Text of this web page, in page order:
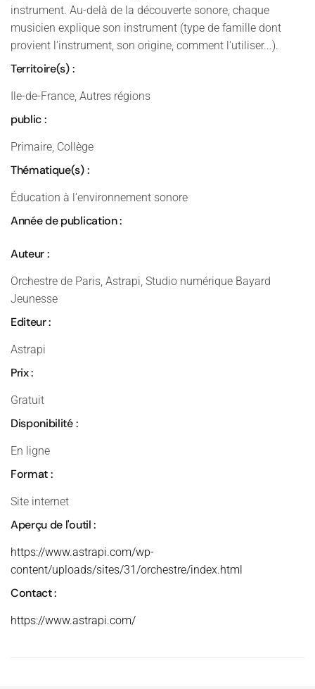
instrument. Au-delà de la découverte sonore, chaque
musicien explique son instrument (type de famille dont
provient l'instrument, son origine, comment l'utiliser...).
Territoire(s) :
Ile-de-France, Autres régions
public :
Primaire, Collège
Thématique(s) :
Éducation à l'environnement sonore
Année de publication :
Auteur :
Orchestre de Paris, Astrapi, Studio numérique Bayard
Jeunesse
Editeur :
Astrapi
Prix :
Gratuit
Disponibilité :
En ligne
Format :
Site internet
Aperçu de l'outil :
https://www.astrapi.com/wp-
content/uploads/sites/31/orchestre/index.html
Contact :
https://www.astrapi.com/